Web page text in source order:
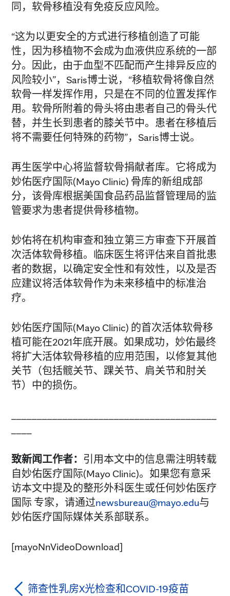
同，软骨移植没有免疫反应风险。
“这为以更安全的方式进行移植创造了可能
性，因为移植物不会成为血液供应系统的一部
分。因此，由于血型不匹配而产生排异反应的
风险较小”，Saris博士说，“移植软骨将像自然
软骨一样发挥作用，只是在不同的位置发挥作
用。软骨所附着的骨头将由患者自己的骨头代
替，并生长到患者的膝关节中。患者在移植后
将不需要任何特殊的药物”，Saris博士说。
再生医学中心将监督软骨捐献者库。它将成为
妙佑医疗国际(Mayo Clinic) 骨库的新组成部
分，该骨库根据美国食品药品监督管理局的监
管要求为患者提供骨移植物。
妙佑将在机构审查和独立第三方审查下开展首
次活体软骨移植。临床医生将评估来自首批患
者的数据，以确定安全性和有效性，以及是否
应建议将活体软骨作为未来移植中的标准治
疗。
妙佑医疗国际(Mayo Clinic) 的首次活体软骨移
植可能在2021年底开展。如果成功，妙佑最终
将扩大活体软骨移植的应用范围，以修复其他
关节（包括髋关节、踝关节、肩关节和肘关
节）中的损伤。
致新闻工作者： 引用本文中的信息需注明转载
自妙佑医疗国际(Mayo Clinic)。如果您有意采
访本文中提及的整形外科医生或任何妙佑医疗
国际 专家，请通过newsbureau@mayo.edu与
妙佑医疗国际媒体关系部联系。
[mayoNnVideoDownload]
筛查性乳房X光检查和COVID-19疫苗